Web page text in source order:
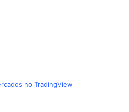
no TradingView